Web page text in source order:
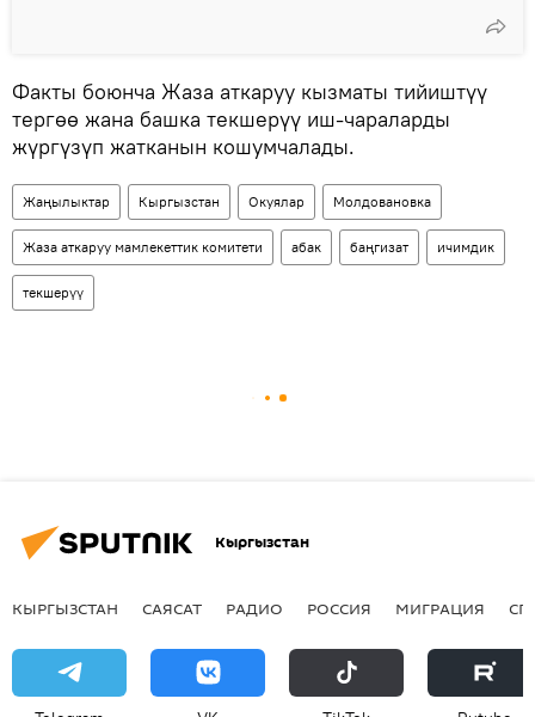
Факты боюнча Жаза аткаруу кызматы тийиштүү
тергөө жана башка текшерүү иш-чараларды
жүргүзүп жатканын кошумчалады.
Жаңылыктар Кыргызстан Окуялар Молдовановка
Жаза аткаруу мамлекеттик комитети абак баңгизат ичимдик
текшерүү
Кыргызстан
КЫРГЫЗСТАН САЯСАТ РАДИО РОССИЯ МИГРАЦИЯ